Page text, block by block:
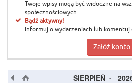
Twoje wpisy mogą być widoczne na
społecznościowych
Bądź aktywny!
Informuj o wydarzeniach lub komentuj
Załóż konto
SIERPIEŃ